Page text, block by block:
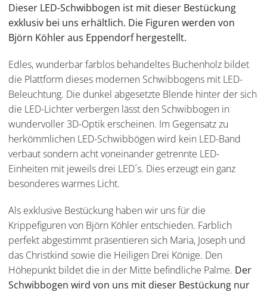
Dieser LED-Schwibbogen ist mit dieser Bestückung
exklusiv bei uns erhältlich. Die Figuren werden von
Björn Köhler aus Eppendorf hergestellt.
Edles, wunderbar farblos behandeltes Buchenholz bildet
die Plattform dieses modernen Schwibbogens mit LED-
Beleuchtung. Die dunkel abgesetzte Blende hinter der sich
die LED-Lichter verbergen lässt den Schwibbogen in
wundervoller 3D-Optik erscheinen. Im Gegensatz zu
herkömmlichen LED-Schwibbögen wird kein LED-Band
verbaut sondern acht voneinander getrennte LED-
Einheiten mit jeweils drei LED´s. Dies erzeugt ein ganz
besonderes warmes Licht.
Als exklusive Bestückung haben wir uns für die
Krippefiguren von Björn Köhler entschieden. Farblich
perfekt abgestimmt präsentieren sich Maria, Joseph und
das Christkind sowie die Heiligen Drei Könige. Den
Höhepunkt bildet die in der Mitte befindliche Palme. Der
Schwibbogen wird von uns mit dieser Bestückung nur